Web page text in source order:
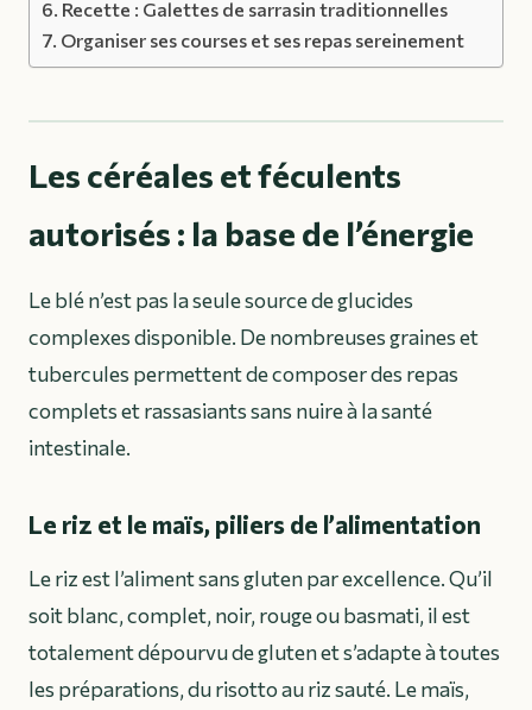
Recette : Galettes de sarrasin traditionnelles
Organiser ses courses et ses repas sereinement
Les céréales et féculents
autorisés : la base de l’énergie
Le blé n’est pas la seule source de glucides
complexes disponible. De nombreuses graines et
tubercules permettent de composer des repas
complets et rassasiants sans nuire à la santé
intestinale.
Le riz et le maïs, piliers de l’alimentation
Le riz est l’aliment sans gluten par excellence. Qu’il
soit blanc, complet, noir, rouge ou basmati, il est
totalement dépourvu de gluten et s’adapte à toutes
les préparations, du risotto au riz sauté. Le maïs,